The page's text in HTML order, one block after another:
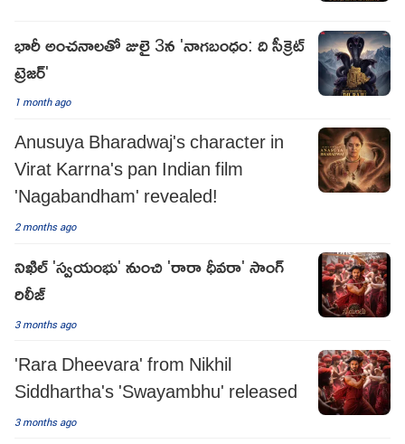
భారీ అంచనాలతో జులై 3న 'నాగబంధం: ది సీక్రెట్
ట్రెజర్'
1 month ago
Anusuya Bharadwaj's character in
Virat Karrna's pan Indian film
'Nagabandham' revealed!
2 months ago
నిఖిల్ 'స్వయంభు' నుంచి 'రారా ధీవరా' సాంగ్
రిలీజ్
3 months ago
'Rara Dheevara' from Nikhil
Siddhartha's 'Swayambhu' released
3 months ago